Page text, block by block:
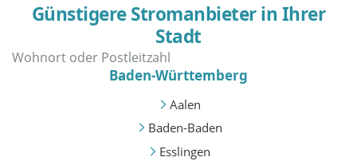
Günstigere Stromanbieter in Ihrer
Stadt
Baden-Württemberg
Aalen
Baden-Baden
Esslingen